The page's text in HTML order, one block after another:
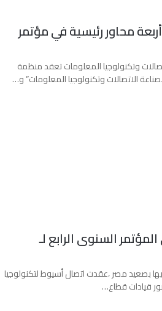
محاور رئيسية في مؤتمر
وتكنولوجيا المعلومات تعقد منظمة
الاتصالات وتكنولوجيا المعلومات” و…
السنوى الرابع لـ
بصعيد مصر ،عقدت اتصال أسيوط لتكنولوجيا
قيادات قطاع…